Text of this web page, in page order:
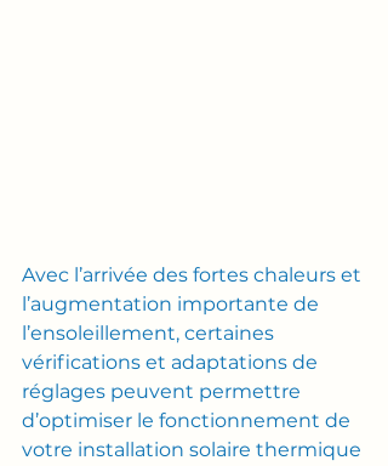
Avec l’arrivée des fortes chaleurs et
l’augmentation importante de
l’ensoleillement, certaines
vérifications et adaptations de
réglages peuvent permettre
d’optimiser le fonctionnement de
votre installation solaire thermique